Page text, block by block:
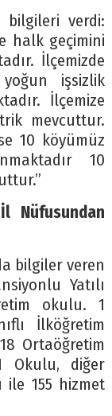
bilgileri verdi:
halk geçimini
İlçemizde
işsizlik
İlçemize
mevcuttur.
10 köyümüz
10
Nüfusundan
bilgiler veren
Yatılı
okulu. 1
İlköğretim
Ortaöğretim
Okulu, diğer
155 hizmet